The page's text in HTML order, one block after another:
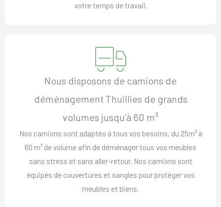
votre temps de travail.
Nous disposons de camions de
déménagement Thuillies de grands
volumes jusqu'à 60 m³
Nos camions sont adaptés à tous vos besoins, du 25m³ à
60 m³ de volume afin de déménager tous vos meubles
sans stress et sans aller-retour. Nos camions sont
équipés de couvertures et sangles pour protéger vos
meubles et biens.